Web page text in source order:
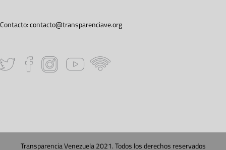
Contacto:contacto@transparenciave.org
Transparencia Venezuela 2021. Todos los derechos reservados